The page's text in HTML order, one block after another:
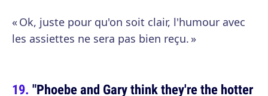
« Ok, juste pour qu'on soit clair, l'humour avec
les assiettes ne sera pas bien reçu. »
"Phoebe and Gary think they're the hotter